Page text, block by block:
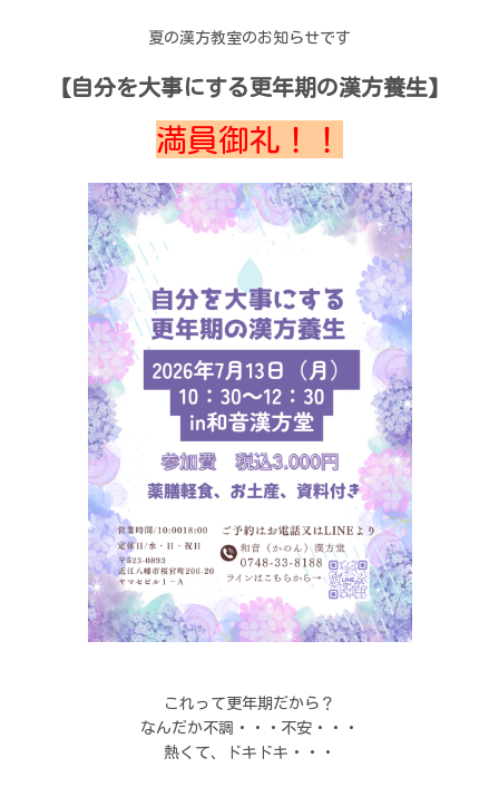
夏の漢方教室のお知らせです
【自分を大事にする更年期の漢方養生】
満員御礼！！
これって更年期だから？
なんだか不調・・・不安・・・
熱くて、ドキドキ・・・